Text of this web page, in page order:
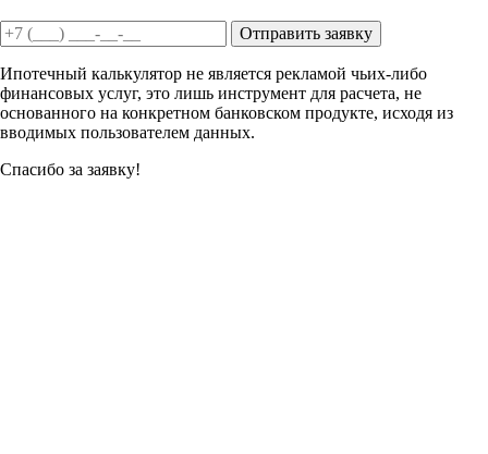
Отправить заявку
Ипотечный калькулятор не является рекламой чьих-либо
финансовых услуг, это лишь инструмент для расчета, не
основанного на конкретном банковском продукте, исходя из
вводимых пользователем данных.
Спасибо за заявку!